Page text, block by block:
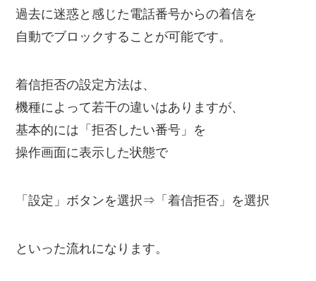
過去に迷惑と感じた電話番号からの着信を
自動でブロックすることが可能です。
着信拒否の設定方法は、
機種によって若干の違いはありますが、
基本的には「拒否したい番号」を
操作画面に表示した状態で
「設定」ボタンを選択⇒「着信拒否」を選択
といった流れになります。